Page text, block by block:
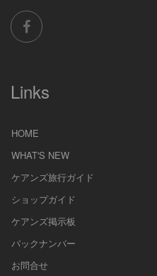
Links
HOME
WHAT'S NEW
ケアンズ旅行ガイド
ショップガイド
ケアンズ掲示板
バックナンバー
お問合せ